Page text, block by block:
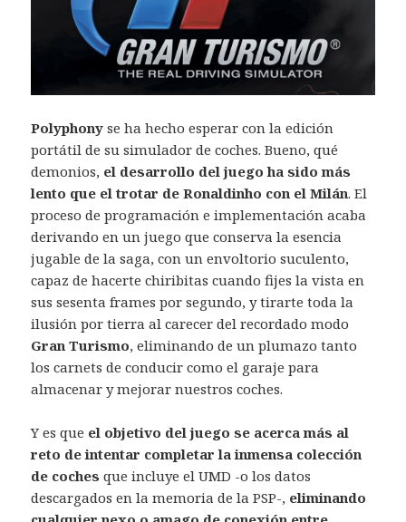
Polyphony se ha hecho esperar con la edición
portátil de su simulador de coches. Bueno, qué
demonios, el desarrollo del juego ha sido más
lento que el trotar de Ronaldinho con el Milán. El
proceso de programación e implementación acaba
derivando en un juego que conserva la esencia
jugable de la saga, con un envoltorio suculento,
capaz de hacerte chiribitas cuando fijes la vista en
sus sesenta frames por segundo, y tirarte toda la
ilusión por tierra al carecer del recordado modo
Gran Turismo, eliminando de un plumazo tanto
los carnets de conducir como el garaje para
almacenar y mejorar nuestros coches.
Y es que el objetivo del juego se acerca más al
reto de intentar completar la inmensa colección
de coches que incluye el UMD -o los datos
descargados en la memoria de la PSP-, eliminando